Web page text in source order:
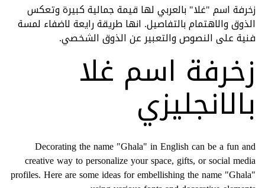
زخرفة اسم "غلا" بالعربي لها قيمة جمالية كبيرة وتعكس
الذوق والاهتمام بالتفاصيل. انها طريقة رايعة لاضفاء لمسة
فنية على النصوص والتعبير عن الذوق الشخصي.
زخرفة اسم غلا
بالانجليزي
Decorating the name "Ghala" in English can be a fun and
creative way to personalize your space, gifts, or social media
profiles. Here are some ideas for embellishing the name "Ghala"